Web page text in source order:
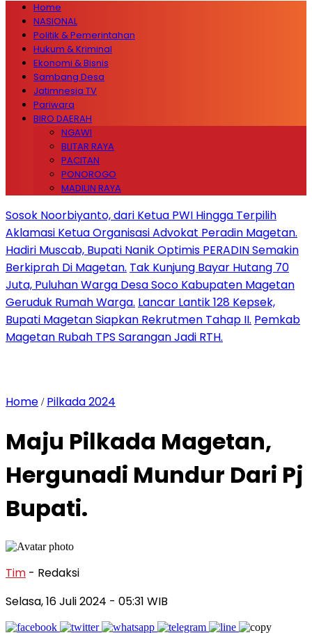
Home
NASIONAL
Politik & Pemerintahan
Hukum & Kriminal
Ekonomi & Bisnis
Sambang Desa
Jatimnesia TV
Pariwara
BIRO DAERAH
NGAWI
BLITAR RAYA
PACITAN
PONOROGO
MADIUN RAYA
Sosok Noorbiyanto, dari Ketua PWI Hingga Terpilih
Aklamasi Ketua Organisasi Advokat Peradin Magetan.
Hadiri Muscab, Bupati Nanik Optimis PERADIN Semakin
Berkiprah Di Magetan. Tak Kunjung Bayar Hutang 70
Juta, Puluhan Warga Desa Soco Kabupaten Magetan
Geruduk Rumah Warga. Lancar Lantik 128 Kepsek,
Bupati Magetan Siapkan Rekrutmen Tahap II. Pemkab
Magetan Rubah TPS Sarangan Jadi RTH.
Home / Pilkada 2024
Maju Pilkada Magetan,
Hergunadi Mundur Dari Pj
Bupati.
Tim - Redaksi
Selasa, 16 Juli 2024 - 05:31 WIB